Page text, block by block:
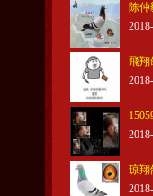
陈仲
飛翔
琼翔